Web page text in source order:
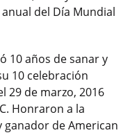
del Día Mundial
10 años de sanar y
10 celebración
29 de marzo, 2016
Honraron a la
ganador de American